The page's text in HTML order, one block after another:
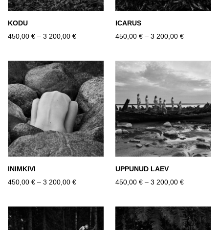
KODU
450,00 € – 3 200,00 €
ICARUS
450,00 € – 3 200,00 €
INIMKIVI
450,00 € – 3 200,00 €
UPPUNUD LAEV
450,00 € – 3 200,00 €